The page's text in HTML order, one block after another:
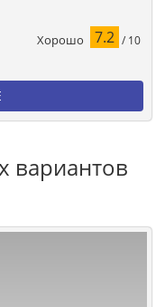
Хорошо 7.2 / 10
вариантов